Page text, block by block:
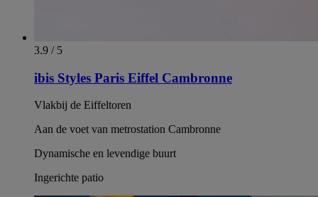
3.9 / 5
ibis Styles Paris Eiffel Cambronne
Vlakbij de Eiffeltoren
Aan de voet van metrostation Cambronne
Dynamische en levendige buurt
Ingerichte patio